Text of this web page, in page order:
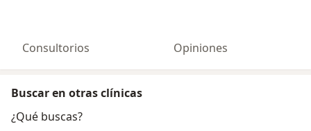
Consultorios Opiniones
Buscar en otras clínicas
¿Qué buscas?